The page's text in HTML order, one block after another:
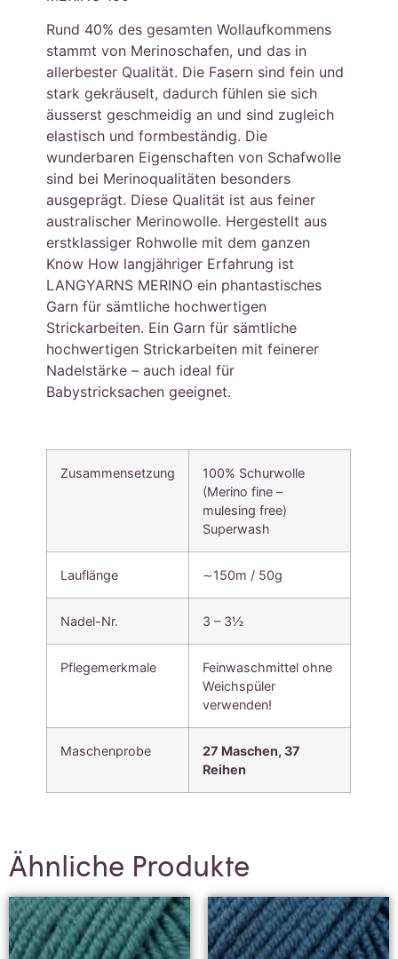
Rund 40% des gesamten Wollaufkommens
stammt von Merinoschafen, und das in
allerbester Qualität. Die Fasern sind fein und
stark gekräuselt, dadurch fühlen sie sich
äusserst geschmeidig an und sind zugleich
elastisch und formbeständig. Die
wunderbaren Eigenschaften von Schafwolle
sind bei Merinoqualitäten besonders
ausgeprägt. Diese Qualität ist aus feiner
australischer Merinowolle. Hergestellt aus
erstklassiger Rohwolle mit dem ganzen
Know How langjähriger Erfahrung ist
LANGYARNS MERINO ein phantastisches
Garn für sämtliche hochwertigen
Strickarbeiten. Ein Garn für sämtliche
hochwertigen Strickarbeiten mit feinerer
Nadelstärke – auch ideal für
Babystricksachen geeignet.
Zusammensetzung
100% Schurwolle
(Merino fine –
mulesing free)
Superwash
Lauflänge ∼150m / 50g
Nadel-Nr. 3 – 3½
Pflegemerkmale
Feinwaschmittel ohne
Weichspüler
verwenden!
Maschenprobe
27 Maschen, 37
Reihen
Ähnliche Produkte